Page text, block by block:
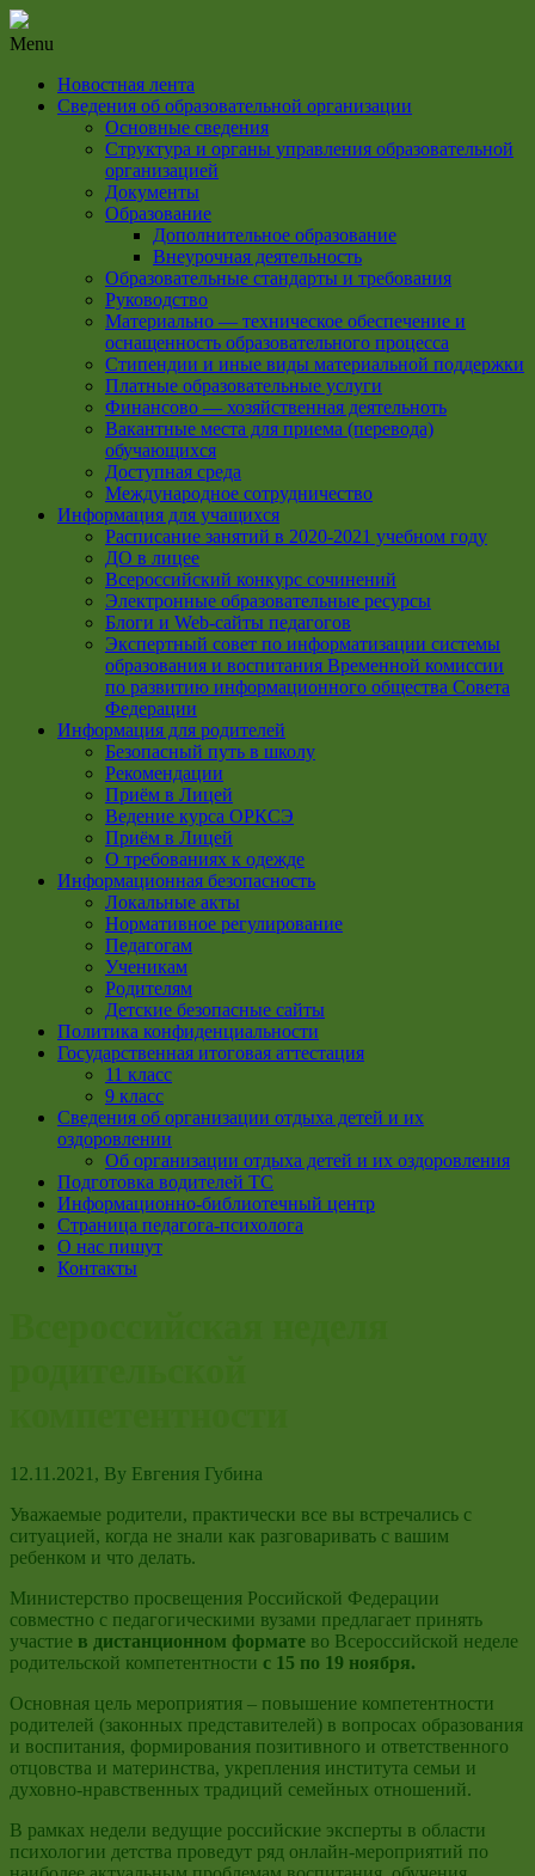
Menu
Новостная лента
Сведения об образовательной организации
Основные сведения
Структура и органы управления образовательной
организацией
Документы
Образование
Дополнительное образование
Внеурочная деятельность
Образовательные стандарты и требования
Руководство
Материально — техническое обеспечение и
оснащенность образовательного процесса
Стипендии и иные виды материальной поддержки
Платные образовательные услуги
Финансово — хозяйственная деятельноть
Вакантные места для приема (перевода)
обучающихся
Доступная среда
Международное сотрудничество
Информация для учащихся
Расписание занятий в 2020-2021 учебном году
ДО в лицее
Всероссийский конкурс сочинений
Электронные образовательные ресурсы
Блоги и Web-сайты педагогов
Экспертный совет по информатизации системы
образования и воспитания Временной комиссии
по развитию информационного общества Совета
Федерации
Информация для родителей
Безопасный путь в школу
Рекомендации
Приём в Лицей
Ведение курса ОРКСЭ
Приём в Лицей
О требованиях к одежде
Информационная безопасность
Локальные акты
Нормативное регулирование
Педагогам
Ученикам
Родителям
Детские безопасные сайты
Политика конфиденциальности
Государственная итоговая аттестация
11 класс
9 класс
Сведения об организации отдыха детей и их
оздоровлении
Об организации отдыха детей и их оздоровления
Подготовка водителей ТС
Информационно-библиотечный центр
Страница педагога-психолога
О нас пишут
Контакты
12.11.2021 , By Евгения Губина
Уважаемые родители, практически все вы встречались с
ситуацией, когда не знали как разговаривать с вашим
ребенком и что делать.
Министерство просвещения Российской Федерации
совместно с педагогическими вузами предлагает принять
участие в дистанционном формате во Всероссийской неделе
родительской компетентности с 15 по 19 ноября.
Основная цель мероприятия – повышение компетентности
родителей (законных представителей) в вопросах образования
и воспитания, формирования позитивного и ответственного
отцовства и материнства, укрепления института семьи и
духовно-нравственных традиций семейных отношений.
В рамках недели ведущие российские эксперты в области
психологии детства проведут ряд онлайн-мероприятий по